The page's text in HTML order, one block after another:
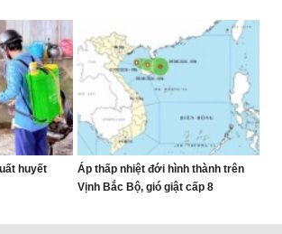
huyết
Áp thấp nhiệt đới hình thành trên
Vịnh Bắc Bộ, gió giật cấp 8